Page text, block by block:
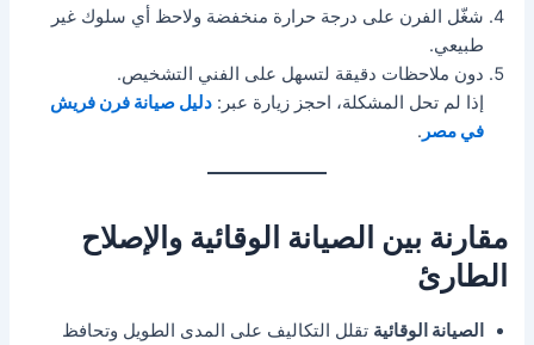
شغّل الفرن على درجة حرارة منخفضة ولاحظ أي سلوك غير
طبيعي.
دون ملاحظات دقيقة لتسهل على الفني التشخيص.
إذا لم تحل المشكلة، احجز زيارة عبر:دليل صيانة فرن فريش
في مصر .
مقارنة بين الصيانة الوقائية والإصلاح
الطارئ
الصيانة الوقائية تقلل التكاليف على المدى الطويل وتحافظ